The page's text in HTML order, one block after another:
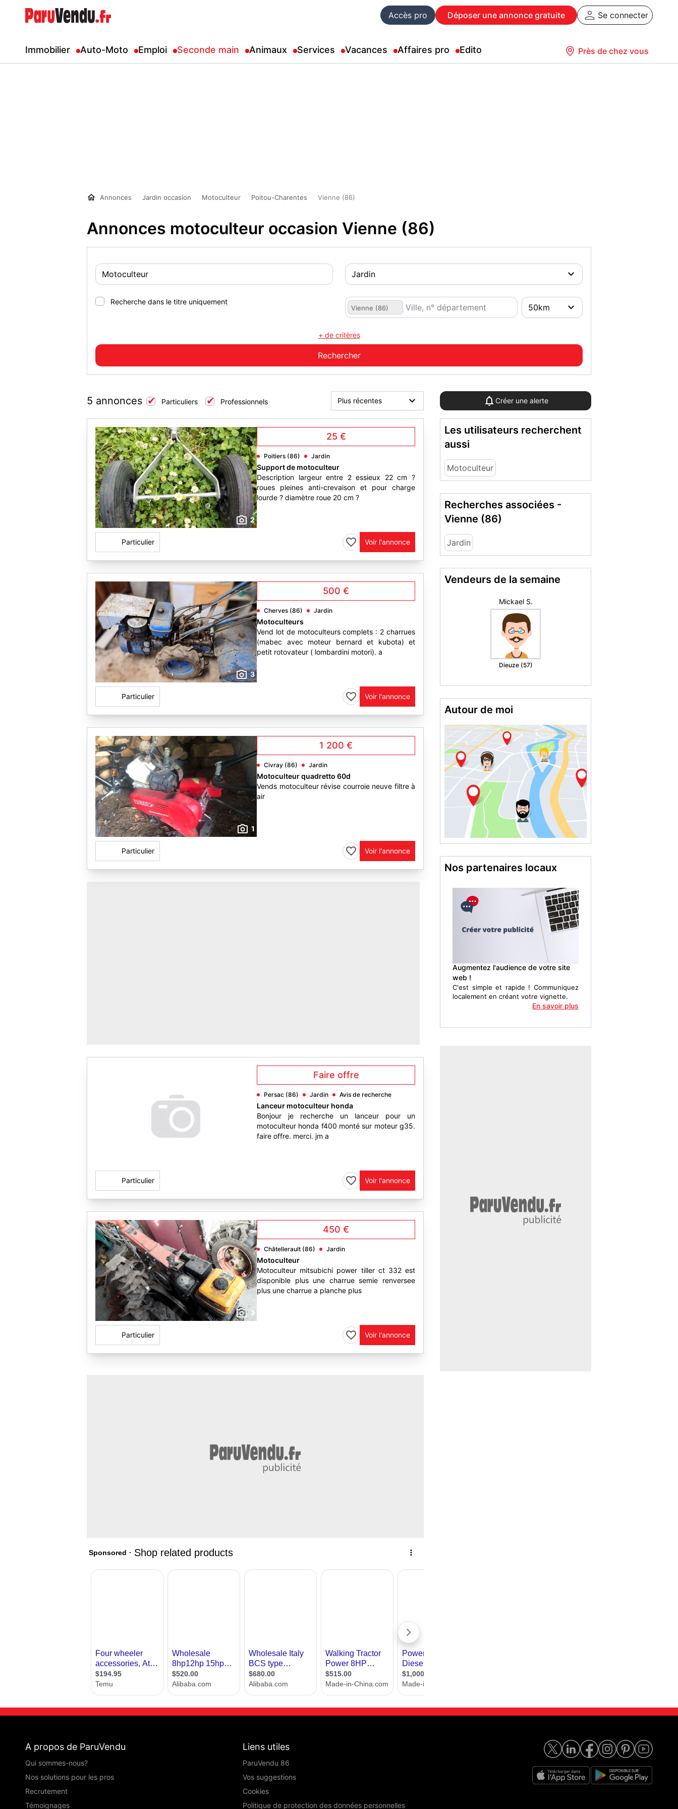
Accès pro Déposer une annonce gratuite Se connecter
Immobilier Auto-Moto Emploi Seconde main Animaux Services Vacances Affaires pro Edito Près de chez vous
Annonces Jardin occasion Motoculteur Poitou-Charentes Vienne (86)
Annonces motoculteur occasion Vienne (86)
Recherche dans le titre uniquement
Vienne (86)
+ de critères
5 annonces Particuliers Professionnels Créer une alerte
2
25 €
Poitiers (86) Jardin
Support de motoculteur
Description largeur entre 2 essieux 22 cm ?
roues pleines anti-crevaison et pour charge
lourde ? diamètre roue 20 cm ?
Particulier Voir l'annonce
3
500 €
Cherves (86) Jardin
Motoculteurs
Vend lot de motoculteurs complets : 2 charrues
(mabec avec moteur bernard et kubota) et
petit rotovateur ( lombardini motori). a
Particulier Voir l'annonce
1
1 200 €
Civray (86) Jardin
Motoculteur quadretto 60d
Vends motoculteur révise courroie neuve filtre à
air
Particulier Voir l'annonce
Faire offre
Persac (86) Jardin Avis de recherche
Lanceur motoculteur honda
Bonjour je recherche un lanceur pour un
motoculteur honda f400 monté sur moteur g35.
faire offre. merci. jm a
Particulier Voir l'annonce
3
450 €
Châtellerault (86) Jardin
Motoculteur
Motoculteur mitsubichi power tiller ct 332 est
disponible plus une charrue semie renversee
plus une charrue a planche plus
Particulier Voir l'annonce
Les utilisateurs recherchent
aussi
Motoculteur
Recherches associées -
Vienne (86)
Jardin
Vendeurs de la semaine
romance69
Oullins (69)
Autour de moi
Nos partenaires locaux
Augmentez l'audience de votre site
web !
C'est simple et rapide ! Communiquez
localement en créant votre vignette.
En savoir plus
A propos de ParuVendu
Qui sommes-nous?
Nos solutions pour les pros
Recrutement
Témoignages
Liens utiles
ParuVendu 86
Vos suggestions
Cookies
Politique de protection des données personnelles